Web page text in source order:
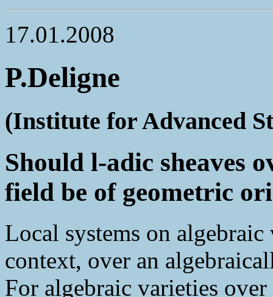
17.01.2008
P.Deligne
(Institute for Advanced
Should l-adic sheaves
field be of geometric
Local systems on
context, over an
For algebraic varieties